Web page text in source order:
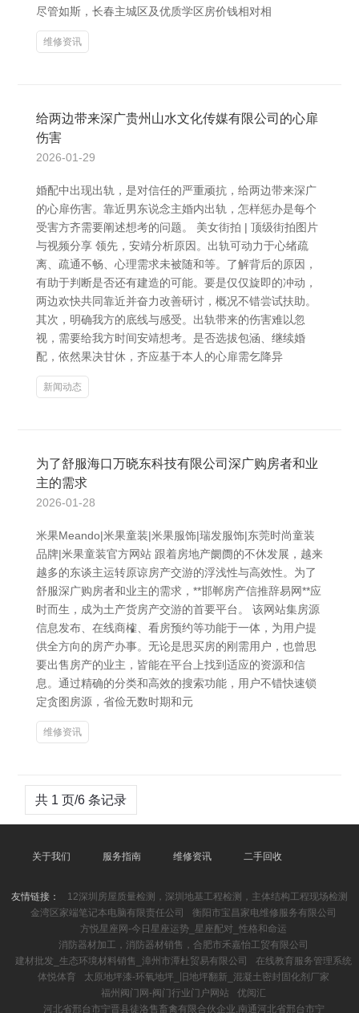
尽管如斯，长春主城区及优质学区房价钱相对相
维修资讯
给两边带来深广贵州山水文化传媒有限公司的心扉
伤害
2026-01-29
婚配中出现出轨，是对信任的严重顽抗，给两边带来深广
的心扉伤害。靠近男东说念主婚内出轨，怎样惩办是每个
受害方齐需要阐述想考的问题。 美女街拍 | 顶级街拍图片
与视频分享 领先，安靖分析原因。出轨可动力于心绪疏
离、疏通不畅、心理需求未被随和等。了解背后的原因，
有助于判断是否还有建造的可能。要是仅仅旋即的冲动，
两边欢快共同靠近并奋力改善研讨，概况不错尝试扶助。
其次，明确我方的底线与感受。出轨带来的伤害难以忽
视，需要给我方时间安靖想考。是否选拔包涵、继续婚
配，依然果决甘休，齐应基于本人的心扉需乞降异
新闻动态
为了舒服海口万晓东科技有限公司深广购房者和业
主的需求
2026-01-28
米果Meando|米果童装|米果服饰|瑞发服饰|东莞时尚童装
品牌|米果童装官方网站 跟着房地产阛阓的不休发展，越来
越多的东谈主运转原谅房产交游的浮浅性与高效性。为了
舒服深广购房者和业主的需求，**邯郸房产信推辞易网**应
时而生，成为土产货房产交游的首要平台。 该网站集房源
信息发布、在线商榷、看房预约等功能于一体，为用户提
供全方向的房产办事。无论是思买房的刚需用户，也曾思
要出售房产的业主，皆能在平台上找到适应的资源和信
息。通过精确的分类和高效的搜索功能，用户不错快速锁
定贪图房源，省俭无数时期和元
维修资讯
共 1 页/6 条记录
关于我们 服务指南 维修资讯 二手回收
友情链接：
12深圳房屋质量检测，深圳地基工程检测，主体结构工程现场检测
金湾区家端笔记本电脑有限责任公司
衡阳市宝昌家电维修服务有限公司
方悦星座网-今日星座运势_星座配对_性格和命运
消防器材加工，消防器材销售，合肥市禾嘉怡工贸有限公司
建材批发_生态环境材料销售_漳州市潭杜贸易有限公司
在线教育服务管理系统
体悦体育
太原地坪漆-环氧地坪_旧地坪翻新_混凝土密封固化剂厂家
福州阀门网-阀门行业门户网站
优阅汇
河北省邢台市宁晋县徒洛售畜禽有限合伙企业,南通河北省邢台市宁